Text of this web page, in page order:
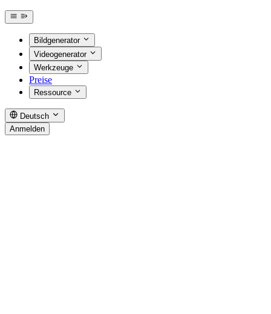
Bildgenerator
Videogenerator
Werkzeuge
Preise
Ressource
Deutsch
Anmelden